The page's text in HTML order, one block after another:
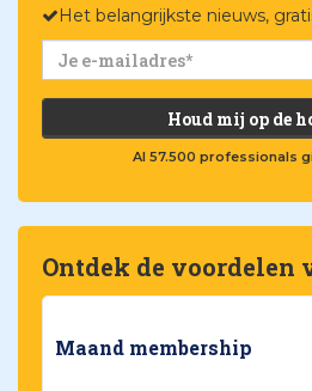
Het belangrijkste nieuws,
Houd mij op de
Al 57.500 professionals
Ontdek de voordelen
Maand membership